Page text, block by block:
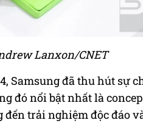
Lanxon/CNET
Samsung đã thu hút sự
đó nổi bật nhất là
đến trải nghiệm độc đáo